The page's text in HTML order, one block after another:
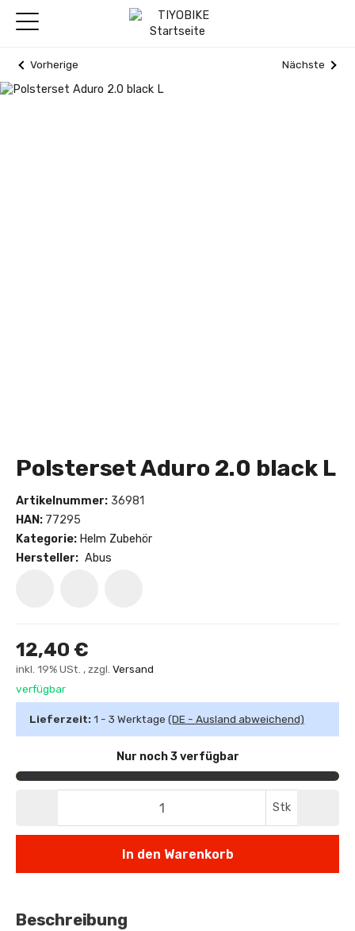
Vorherige Nächste
Polsterset Aduro 2.0 black L
Artikelnummer: 36981
HAN: 77295
Kategorie: Helm Zubehör
Hersteller: Abus
12,40 €
inkl. 19% USt. , zzgl. Versand
verfügbar
Lieferzeit: 1 - 3 Werktage (DE - Ausland abweichend)
Nur noch 3 verfügbar
Stk
In den Warenkorb
Beschreibung